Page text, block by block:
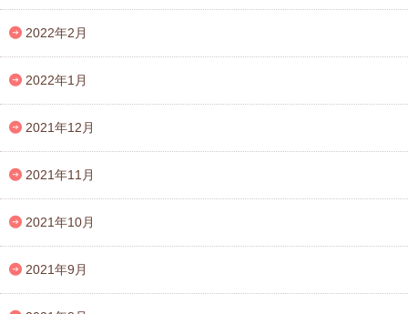
2022年2月
2022年1月
2021年12月
2021年11月
2021年10月
2021年9月